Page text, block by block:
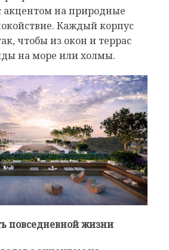
акцентом на природные
Каждый корпус
чтобы из окон и террас
на море или холмы.
повседневной жизни